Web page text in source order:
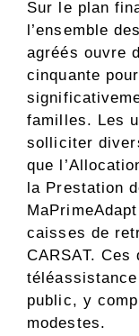
Sur le plan
l’ensemble
agréés ouvre
cinquante
familles. Les
solliciter
que
la Prestation
caisses de
CARSAT.
public, y
modestes.